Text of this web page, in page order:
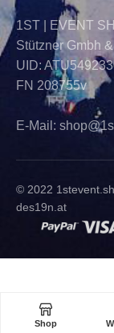
1ST | EVENT
Stützner Gmbh
UID:
FN 208755v
E-Mail:
© 2022
des19n.at
Shop